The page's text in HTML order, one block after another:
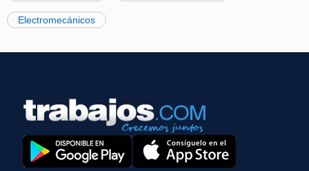
Electromecánicos